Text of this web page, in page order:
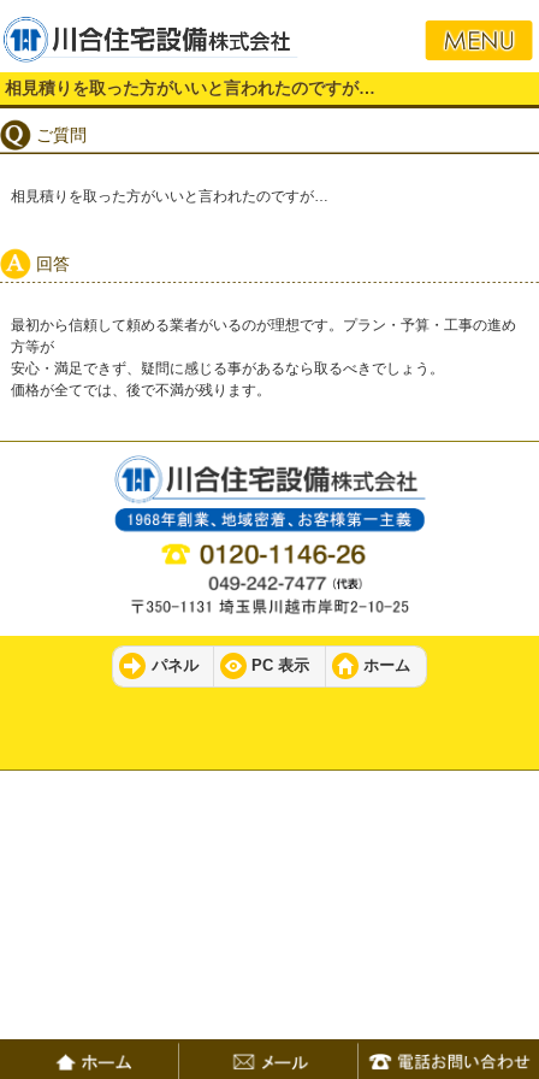
相見積りを取った方がいいと言われたのですが…
ご質問
相見積りを取った方がいいと言われたのですが…
回答
最初から信頼して頼める業者がいるのが理想です。プラン・予算・工事の進め
方等が
安心・満足できず、疑問に感じる事があるなら取るべきでしょう。
価格が全てでは、後で不満が残ります。
パネル PC 表示 ホーム